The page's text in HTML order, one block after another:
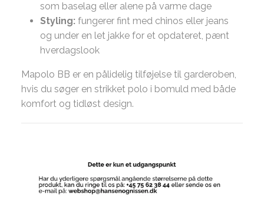
som baselag eller alene på varme dage
Styling: fungerer fint med chinos eller jeans
og under en let jakke for et opdateret, pænt
hverdagslook
Mapolo BB er en pålidelig tilføjelse til garderoben,
hvis du søger en strikket polo i bomuld med både
komfort og tidløst design.